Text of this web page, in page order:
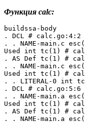
Функция calc:
buildssa-body
. DCL # calc.go:4:2
. . NAME-main.c
Used int tc(1) #
. AS Def tc(1) #
. . NAME-main.c
Used int tc(1) #
. . LITERAL-0 int
. DCL # calc.go:5:6
. . NAME-main.a
Used int tc(1) #
. AS Def tc(1) #
. . NAME-main.a